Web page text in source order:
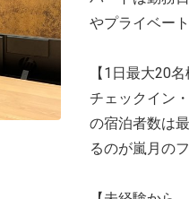
やプライベー
【1日最大20
チェックイン
の宿泊者数は
るのが嵐月の